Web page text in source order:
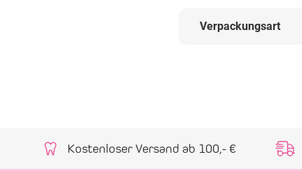
Verpackungsart
Kostenloser Versand ab 100,- €